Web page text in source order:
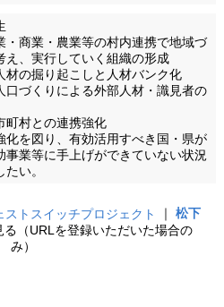
商業・農業等の村内連携で地域づ
え、実行していく組織の形成
の掘り起こしと人材バンク化
づくりによる外部人材・識見者の
村との連携強化
化を図り、有効活用すべき国・県が
事業等に手上げができていない状況
い。
｜ 松下
る（URLを登録いただいた場合の
み）